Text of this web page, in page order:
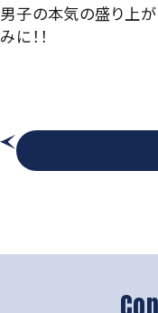
男子の本気の盛り上
みに！！